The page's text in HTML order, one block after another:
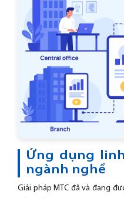
Ứng dụng
ngành nghề
Giải pháp MTC đã và đang